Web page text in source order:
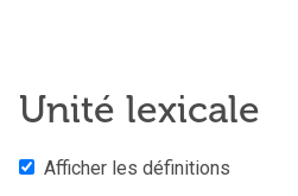
Unité lexicale
Afficher les définitions